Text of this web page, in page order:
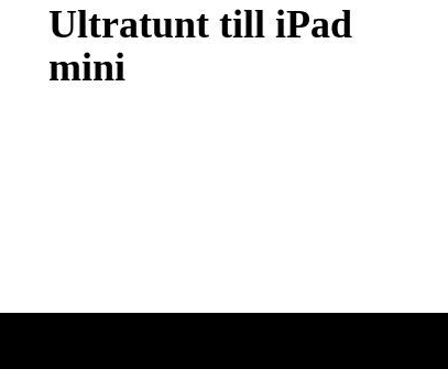
Ultratunt till iPad
mini